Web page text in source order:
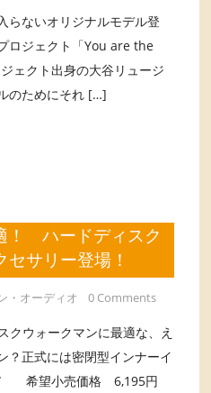
らないオリジナルモデル登
ロジェクト「You are the
ェクト出身の大谷リュージ
のためにそれ […]
！ ハードディスク
サリー登場！
・オーディオ 0 Comments
クウォークマンに最適な、え
正式には密閉型インナーイ
希望小売価格 6,195円